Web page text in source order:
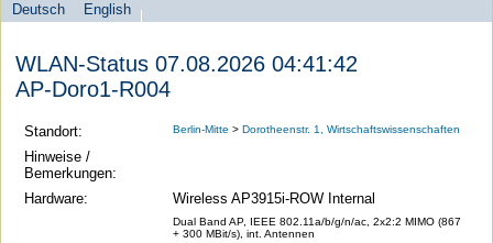
Sprachauswahl
Deutsch
English
search-menu
Universität
zu
Berlin
Computer-
und
WLAN-Status 07.08.2026 04:41:42
AP-Doro1-R004
Standort: Berlin-Mitte >Dorotheenstr. 1, Wirtschaftswissenschaften
Hinweise /
Bemerkungen:
Hardware:
Wireless AP3915i-ROW Internal
Dual Band AP, IEEE 802.11a/b/g/n/ac, 2x2:2 MIMO (867
+ 300 MBit/s), int. Antennen